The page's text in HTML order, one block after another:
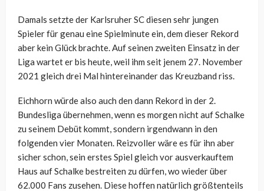
Damals setzte der Karlsruher SC diesen sehr jungen
Spieler für genau eine Spielminute ein, dem dieser Rekord
aber kein Glück brachte. Auf seinen zweiten Einsatz in der
Liga wartet er bis heute, weil ihm seit jenem 27. November
2021 gleich drei Mal hintereinander das Kreuzband riss.
Eichhorn würde also auch den dann Rekord in der 2.
Bundesliga übernehmen, wenn es morgen nicht auf Schalke
zu seinem Debüt kommt, sondern irgendwann in den
folgenden vier Monaten. Reizvoller wäre es für ihn aber
sicher schon, sein erstes Spiel gleich vor ausverkauftem
Haus auf Schalke bestreiten zu dürfen, wo wieder über
62.000 Fans zusehen. Diese hoffen natürlich größtenteils